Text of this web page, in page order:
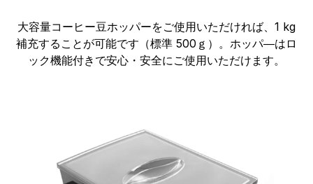
大容量コーヒー豆ホッパーをご使用いただければ、1 kg
補充することが可能です（標準 500ｇ）。ホッパ―はロ
ック機能付きで安心・安全にご使用いただけます。